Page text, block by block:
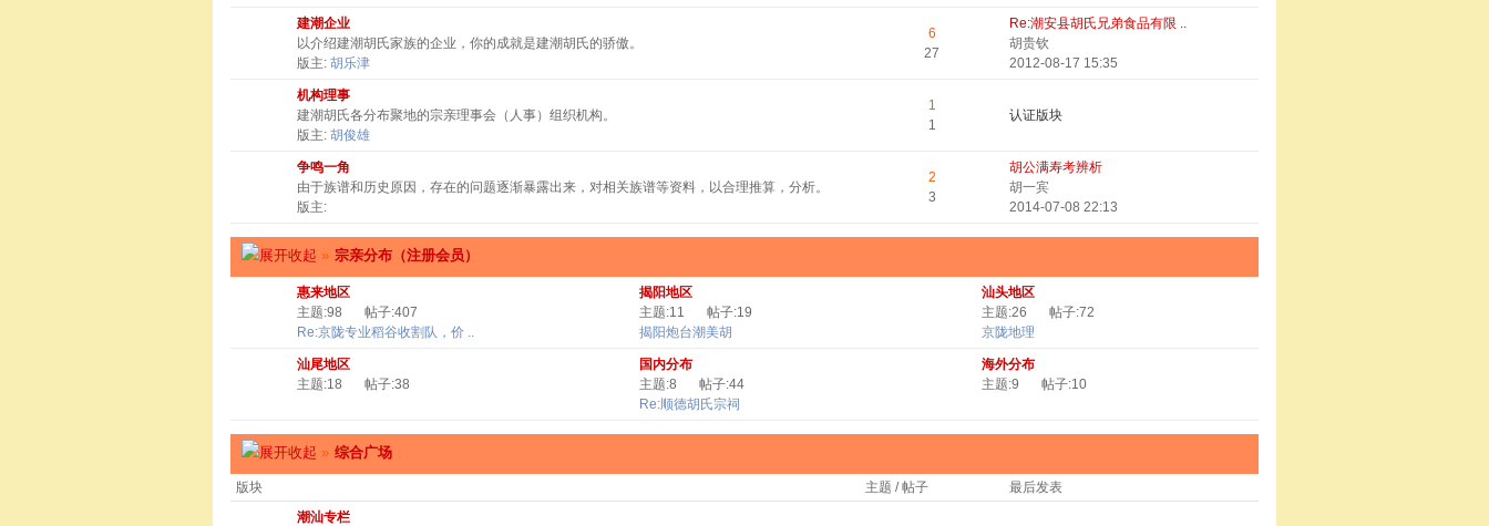
建潮企业
以介绍建潮胡氏家族的企业，你的成就是建潮胡氏的骄傲。
版主: 胡乐津
6
27
Re:潮安县胡氏兄弟食品有限 ..
胡贵钦
2012-08-17 15:35
机构理事
建潮胡氏各分布聚地的宗亲理事会（人事）组织机构。
版主: 胡俊雄
1
1
认证版块
争鸣一角
由于族谱和历史原因，存在的问题逐渐暴露出来，对相关族谱等资料，以合理推算，分析。
版主:
2
3
胡公满寿考辨析
胡一宾
2014-07-08 22:13
» 宗亲分布（注册会员）
惠来地区
主题:98
帖子:407
Re:京陇专业稻谷收割队，价 ..
揭阳地区
主题:11
帖子:19
揭阳炮台潮美胡
汕头地区
主题:26
帖子:72
京陇地理
汕尾地区
主题:18
帖子:38
国内分布
主题:8
帖子:44
Re:顺德胡氏宗祠
海外分布
主题:9
帖子:10
» 综合广场
版块 主题 / 帖子
最后发表
潮汕专栏